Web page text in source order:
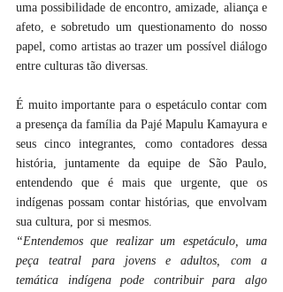
uma possibilidade de encontro, amizade, aliança e
afeto, e sobretudo um questionamento do nosso
papel, como artistas ao trazer um possível diálogo
entre culturas tão diversas.
É muito importante para o espetáculo contar com
a presença da família da Pajé Mapulu Kamayura e
seus cinco integrantes, como contadores dessa
história, juntamente da equipe de São Paulo,
entendendo que é mais que urgente, que os
indígenas possam contar histórias, que envolvam
sua cultura, por si mesmos.
“Entendemos que realizar um espetáculo, uma
peça teatral para jovens e adultos, com a
temática indígena pode contribuir para algo